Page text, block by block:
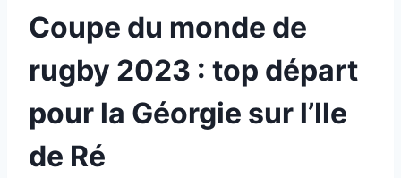
Coupe du monde de
rugby 2023 : top départ
pour la Géorgie sur l’Ile
de Ré